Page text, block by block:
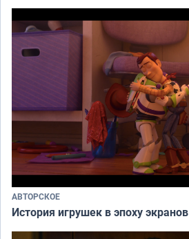
АВТОРСКОЕ
История игрушек в эпоху экранов